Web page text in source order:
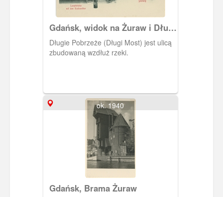
Gdańsk, widok na Żuraw i Długi
Most.
Długie Pobrzeże (Długi Most) jest ulicą
zbudowaną wzdłuż rzeki.
ok. 1940
Gdańsk, Brama Żuraw